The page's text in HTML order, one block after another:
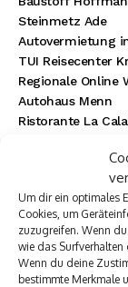
Um dir ein optimales
Cookies, um
zuzugreifen. Wenn
wie das
Wenn du deine
bestimmte Merkmale
Steinmetz Ade
Autovermietung
TUI Reisecenter
Regionale Online
Autohaus Menn
Ristorante La
Dornbach